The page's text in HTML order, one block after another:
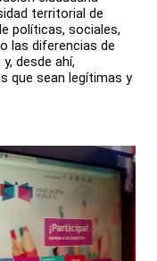
territorial de
políticas, sociales,
las diferencias de
desde ahí,
que sean legítimas y